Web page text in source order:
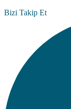
Bizi Takip Et